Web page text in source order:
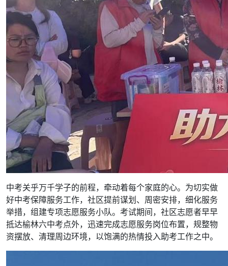
中考关乎万千学子的前程，牵动着每个家庭的心。为切实做
好中考保障服务工作，社区提前谋划、周密安排，细化服务
举措，组建专项志愿服务小队。考试期间，社区志愿者早早
抵达榆林六中考点外，迅速完成志愿服务岗位布置，规整物
资摆放、清理周边环境，以饱满的热情投入助考工作之中。